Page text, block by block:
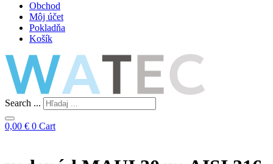
Obchod
Môj účet
Pokladňa
Košík
Search ...
0,00 € 0 Cart